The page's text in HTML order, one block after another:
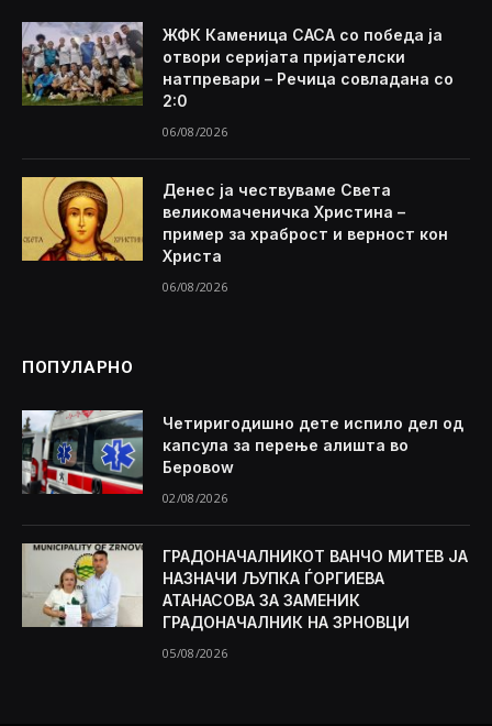
ЖФК Каменица САСА со победа ја
отвори серијата пријателски
натпревари – Речица совладана со
2:0
06/08/2026
Денес ја чествуваме Света
великомаченичка Христина –
пример за храброст и верност кон
Христа
06/08/2026
ПОПУЛАРНО
Четиригодишно дете испило дел од
капсула за перење алишта во
Беровоw
02/08/2026
ГРАДОНАЧАЛНИКОТ ВАНЧО МИТЕВ ЈА
НАЗНАЧИ ЉУПКА ЃОРГИЕВА
АТАНАСОВА ЗА ЗАМЕНИК
ГРАДОНАЧАЛНИК НА ЗРНОВЦИ
05/08/2026